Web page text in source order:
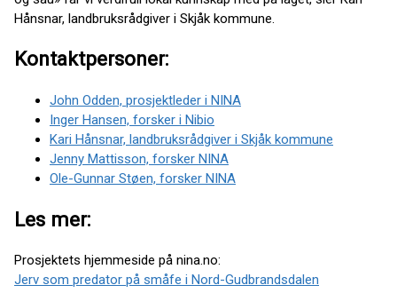
Hånsnar, landbruksrådgiver i Skjåk kommune.
Kontaktpersoner:
John Odden, prosjektleder i NINA
Inger Hansen, forsker i Nibio
Kari Hånsnar, landbruksrådgiver i Skjåk kommune
Jenny Mattisson, forsker NINA
Ole-Gunnar Støen, forsker NINA
Les mer:
Prosjektets hjemmeside på nina.no:
Jerv som predator på småfe i Nord-Gudbrandsdalen